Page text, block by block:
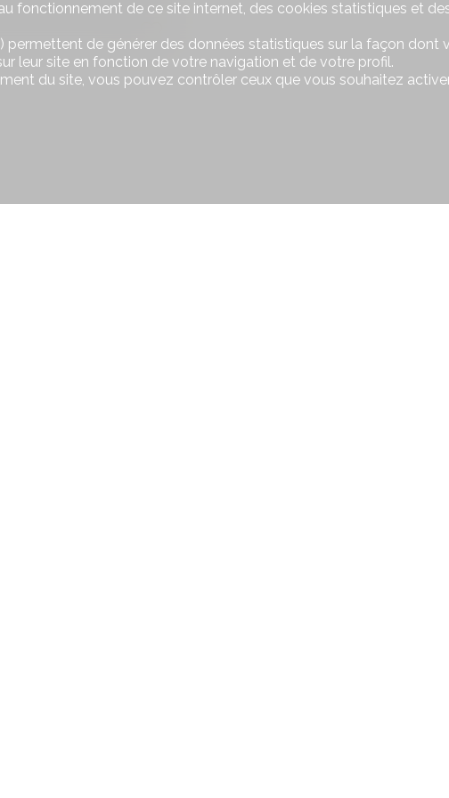
fonctionnement de ce site internet, des cookies statistiques et
permettent de générer des données statistiques sur la façon dont
leur site en fonction de votre navigation et de votre profil.
du site, vous pouvez contrôler ceux que vous souhaitez